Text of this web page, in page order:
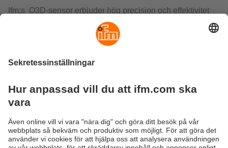
Ifm:s O3D-sensor erbjuder hög precision och effektivitet
inom automatisering, logistik och kvalitetskontroll. Genom
att tillhandahålla exakt mätning och real-time inspektion
kan företag optimera sina arbetsflöden, minska fel och
förbättra produktiviteten. Den är särskilt användbar för
dimensioner, lager eller robotstyrda processer.
Optimera din produktion med avancerad teknologi inom
3D-visiongivare för industrin och förbättra både kvalitet och
effektivitet.